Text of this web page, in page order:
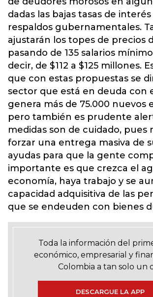
dadas las bajas tasas de interés
respaldos gubernamentales.
ajustarán los topes de precios
pasando de 135 salarios
decir, de $112 a $125 millones.
que con estas propuestas se
sector que está en deuda con
genera más de 75.000 nuevos
pero también es prudente
medidas son de cuidado, pues
forzar una entrega masiva de
ayudas para que la gente
importante es que crezca el
economía, haya trabajo y se
capacidad adquisitiva de las
que se endeuden con bienes
Toda la información del
económico, empresarial y
Colombia a tan solo un
DESCARGUE LA APP